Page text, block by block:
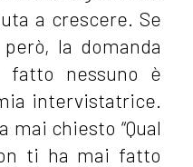
a crescere. Se
la domanda
nessuno è
intervistatrice.
chiesto “Qual
ti ha mai fatto